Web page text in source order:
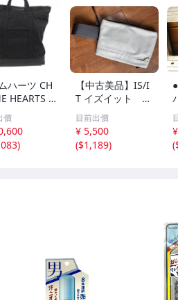
ハーツ CH
HEARTS U
ANNIV T
304 00
BAG
價
)
【中古美品】IS/I
T イズイット ワ
ンショルダーバッ
グ・クラッチバッ
グ グレー
目前出價
¥ 5,500
($1,189)
(